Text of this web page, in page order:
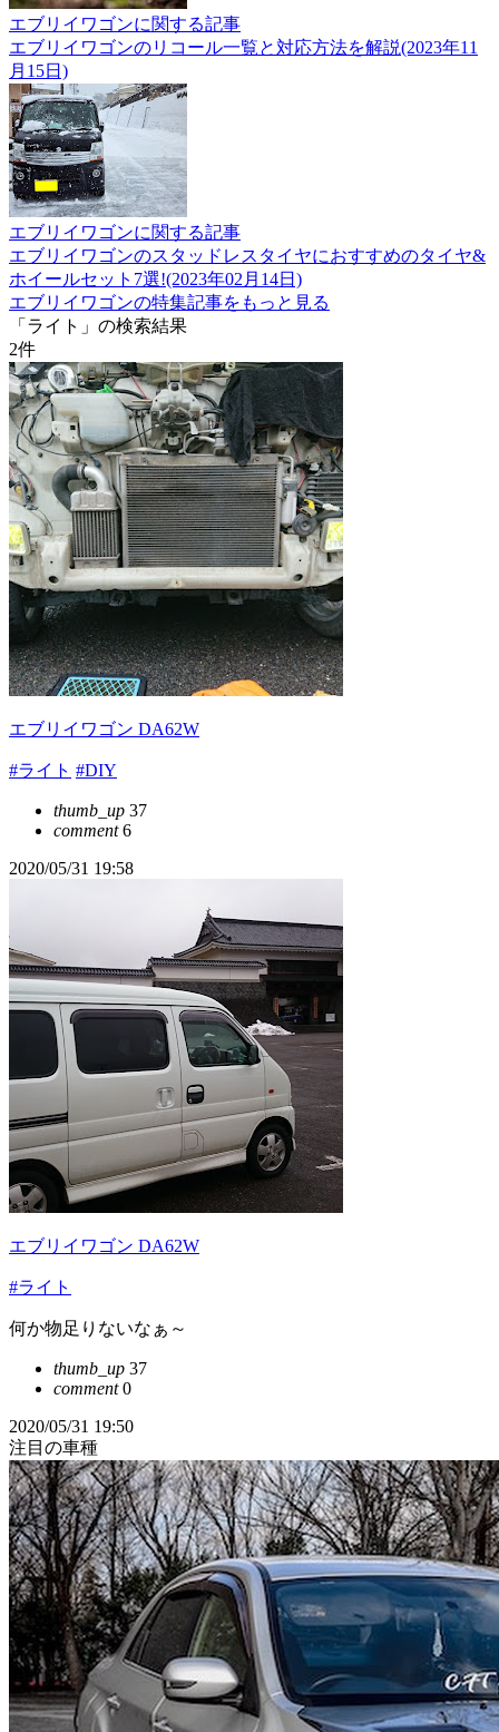
エブリイワゴンに関する記事
エブリイワゴンのリコール一覧と対応方法を解説(2023年11
月15日)
エブリイワゴンに関する記事
エブリイワゴンのスタッドレスタイヤにおすすめのタイヤ&
ホイールセット7選!(2023年02月14日)
エブリイワゴンの特集記事をもっと見る
「ライト」の検索結果
2件
エブリイワゴン DA62W
#ライト #DIY
thumb_up 37
comment6
2020/05/31 19:58
エブリイワゴン DA62W
#ライト
何か物足りないなぁ～
thumb_up 37
comment0
2020/05/31 19:50
注目の車種